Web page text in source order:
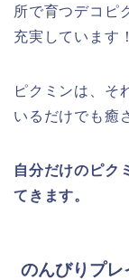
所で育つデコピ
充実しています！
ピクミンは、そ
いるだけでも癒
自分だけのピク
てきます。
のんびりプレ